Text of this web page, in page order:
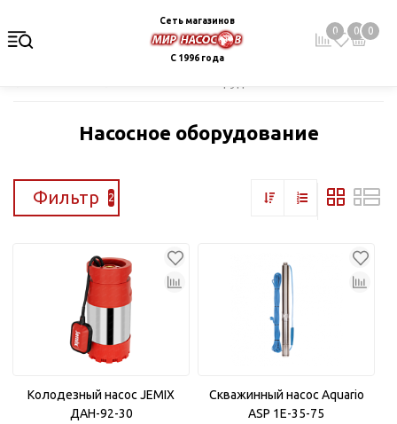
Сеть магазинов
С 1996 года
0 0 0
Насосное оборудование
Фильтр 2
Колодезный насос JEMIX
ДАН-92-30
Скважинный насос Aquario
ASP 1E-35-75